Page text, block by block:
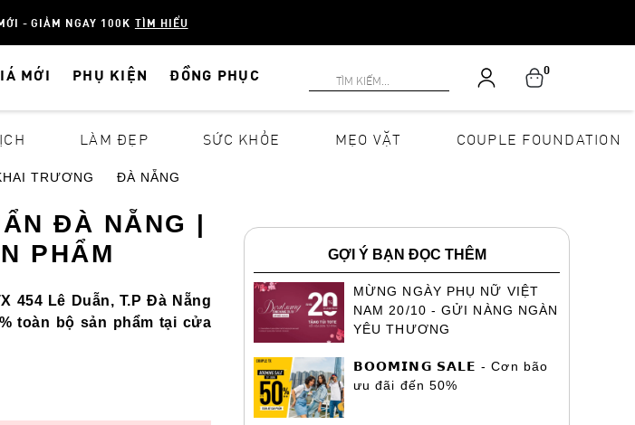
- GIẢM NGAY 100K TÌM HIỂU
MỚI PHỤ KIỆN ĐỒNG PHỤC 0
LÀM ĐẸP SỨC KHỎE MẸO VẶT COUPLE FOUNDATION
TRƯƠNG ĐÀ NẴNG
ĐÀ NẴNG |
PHẨM
454 Lê Duẫn, T.P Đà Nẵng
toàn bộ sản phẩm tại cửa
GỢI Ý BẠN ĐỌC THÊM
MỪNG NGÀY PHỤ NỮ VIỆT
NAM 20/10 - GỬI NÀNG NGÀN
YÊU THƯƠNG
𝗕𝗢𝗢𝗠𝗜𝗡𝗚 𝗦𝗔𝗟𝗘 - Cơn bão
ưu đãi đến 50%